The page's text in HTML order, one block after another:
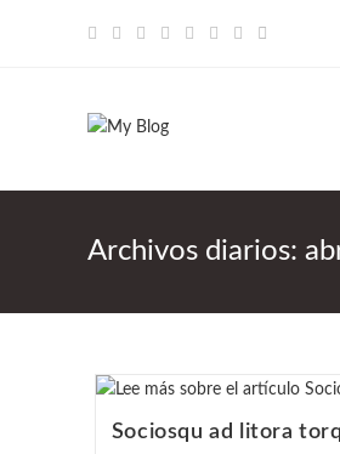
Archivos diarios:
Sociosqu ad litora